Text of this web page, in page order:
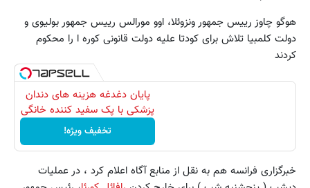
هوگو چاوز رییس جمهور ونزوئلا، اوو مورالس رییس جمهور بولیوی و
دولت کلمبیا تلاش برای کودتا علیه دولت قانونی کوره ا را محکوم
کردند
پایان دغدغه هزینه های دندان
پزشکی با پک سفید کننده خانگی
تخفیف ویژه!
خبرگزاری فرانسه هم به نقل از منابع آگاه اعلام کرد ، در عملیات